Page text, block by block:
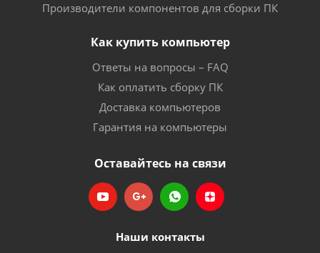
Производители компонентов для сборки ПК
Как купить компьютер
Ответы на вопросы – FAQ
Как оплатить сборку ПК
Доставка компьютеров
Гарантия на компьютеры
Оставайтесь на связи
Наши контакты